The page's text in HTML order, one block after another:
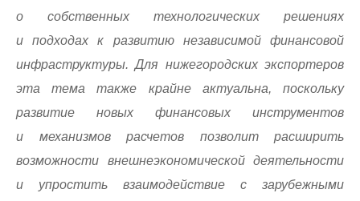
о собственных технологических решениях
и подходах к развитию независимой финансовой
инфраструктуры. Для нижегородских экспортеров
эта тема также крайне актуальна, поскольку
развитие новых финансовых инструментов
и механизмов расчетов позволит расширить
возможности внешнеэкономической деятельности
и упростить взаимодействие с зарубежными